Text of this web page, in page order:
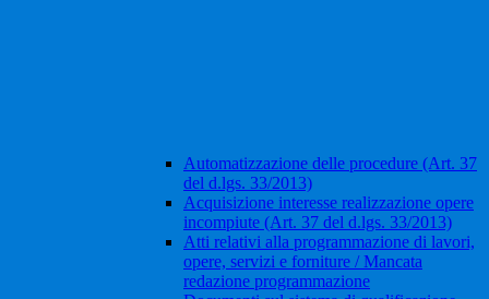
Automatizzazione delle procedure (Art. 37
del d.lgs. 33/2013)
Acquisizione interesse realizzazione opere
incompiute (Art. 37 del d.lgs. 33/2013)
Atti relativi alla programmazione di lavori,
opere, servizi e forniture / Mancata
redazione programmazione